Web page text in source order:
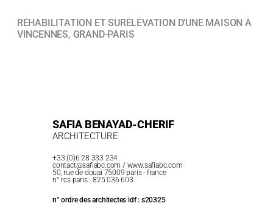
RÉHABILITATION ET SURÉLÉVATION D’UNE MAISON À
VINCENNES, GRAND-PARIS
SAFIA BENAYAD-CHERIF
ARCHITECTURE
+33 (0)6 28 333 234
contact@safiabc.com / www.safiabc.com
50, rue de douai 75009 paris - france
n° rcs paris : 825 036 603
n° ordre des architectes idf : s20325